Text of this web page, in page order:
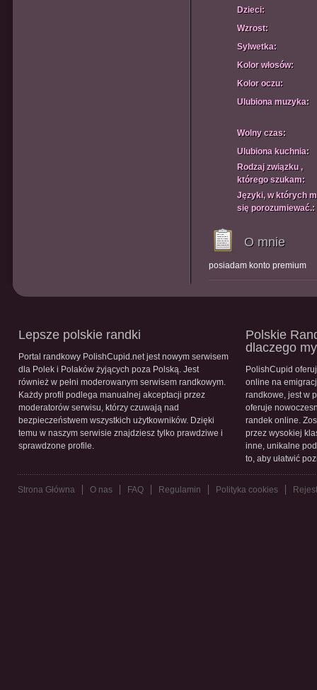
Dzieci:
Wzrost:
Sylwetka:
Kolor włosów:
Kolor oczu:
Ulubiona muzyka:
Wolny czas:
Ulubiona kuchnia:
Rodzaj związku ,
którego szukam:
Języki, w których
się porozumiewać.:
O mnie
posiadam konto premium
Lepsze polskie randki
Portal randkowy PolishCupid.net jest nowym serwisem
dla Polek i Polaków żyjących poza Polską. Jest
również w pełni moderowanym serwisem randkowym.
Każdy profil podlega manualnej akceptacji przez
moderatorów serwisu, którzy czuwają nad
bezpieczeństwem wszystkich użytkowników. Dzięki
temu w naszym serwisie znajdziesz tylko prawdziwe i
sprawdzone profile.
Polskie
dlaczego
PolishCupid
online na
randkowe, jest w
oferuje
randek online.
przez wysokiej
inne, unikalne
to, aby ułatwić
Strona Główna O nas FAQ Regulamin Polityka cookies